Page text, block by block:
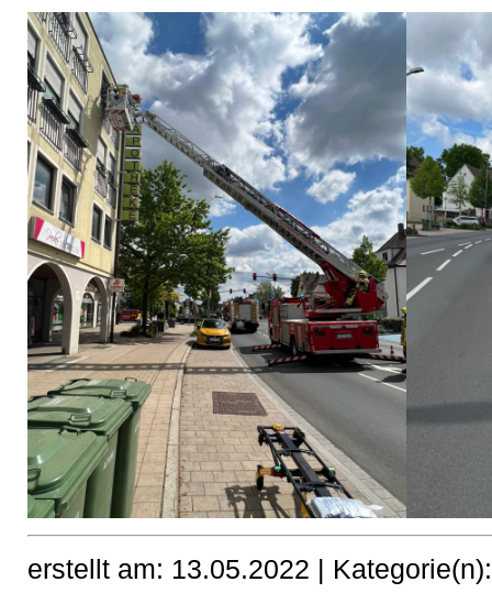
erstellt am: 13.05.2022 |